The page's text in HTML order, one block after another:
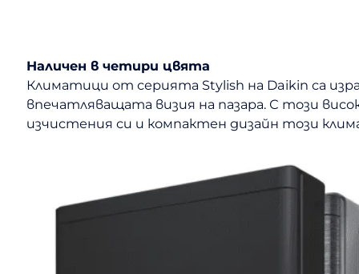
Наличен в четири цвята
Климатици от серията Stylish на Daikin са
впечатляващата визия на пазара. С този
изчистения си и компактен дизайн този